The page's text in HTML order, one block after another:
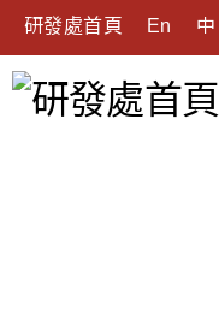
研發處首頁 En 中